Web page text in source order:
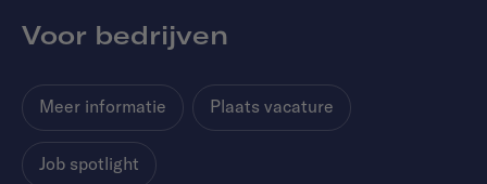
Voor bedrijven
Meer informatie Plaats vacature
Job spotlight